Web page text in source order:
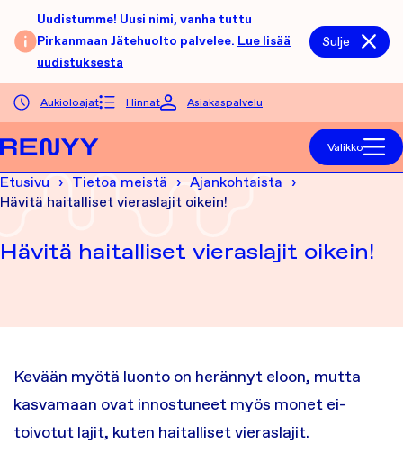
Siirry sisältöön
Uudistumme! Uusi nimi, vanha tuttu
Pirkanmaan Jätehuolto palvelee. Lue lisää
uudistuksesta
Sulje
Aukioloajat Hinnat Asiakaspalvelu
Valikko
Etusivu Tietoa meistä
Ajankohtaista
Hävitä haitalliset vieraslajit oikein!
Hävitä haitalliset vieraslajit oikein!
Kevään myötä luonto on herännyt eloon, mutta
kasvamaan ovat innostuneet myös monet ei-
toivotut lajit, kuten haitalliset vieraslajit.